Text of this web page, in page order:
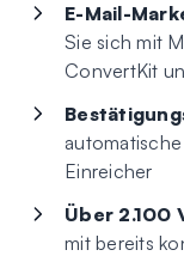
E-Mail-
Sie sich mit
ConvertKit
Einreicher
Über 2.100
mit bereits